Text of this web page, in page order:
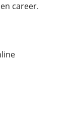
career.